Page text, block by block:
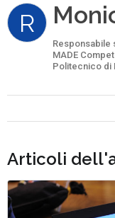
R
Responsabile
MADE
Politecnico di
Articoli